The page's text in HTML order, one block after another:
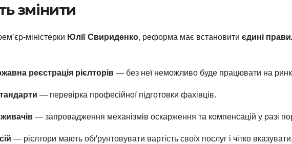
змінити
міністерки Юлії Свириденко, реформа має встановити єдині
реєстрація рієлторів — без неї неможливо буде працювати на
— перевірка професійної підготовки фахівців.
— запровадження механізмів оскарження та компенсацій у разі
— рієлтори мають обґрунтовувати вартість своїх послуг і чітко